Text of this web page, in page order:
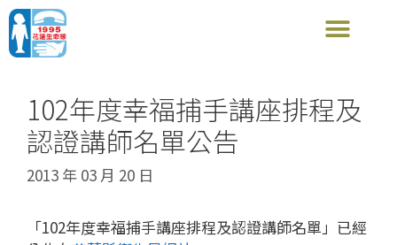
102年度幸福捕手講座排程及
認證講師名單公告
2013 年 03 月 20 日
「102年度幸福捕手講座排程及認證講師名單」已經